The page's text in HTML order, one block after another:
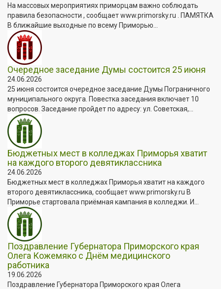
На массовых мероприятиях приморцам важно соблюдать
правила безопасности , сообщает www.primorsky.ru . ПАМЯТКА
В ближайшие выходные по всему Приморью...
Очередное заседание Думы состоится 25 июня
24.06.2026
25 июня состоится очередное заседание Думы Пограничного
муниципального округа. Повестка заседания включает 10
вопросов. Заседание пройдет по адресу: ул. Советская,...
Бюджетных мест в колледжах Приморья хватит
на каждого второго девятиклассника
24.06.2026
Бюджетных мест в колледжах Приморья хватит на каждого
второго девятиклассника, сообщает www.primorsky.ru В
Приморье стартовала приёмная кампания в колледжи. И...
Поздравление Губернатора Приморского края
Олега Кожемяко с Днём медицинского
работника
19.06.2026
Поздравление Губернатора Приморского края Олега